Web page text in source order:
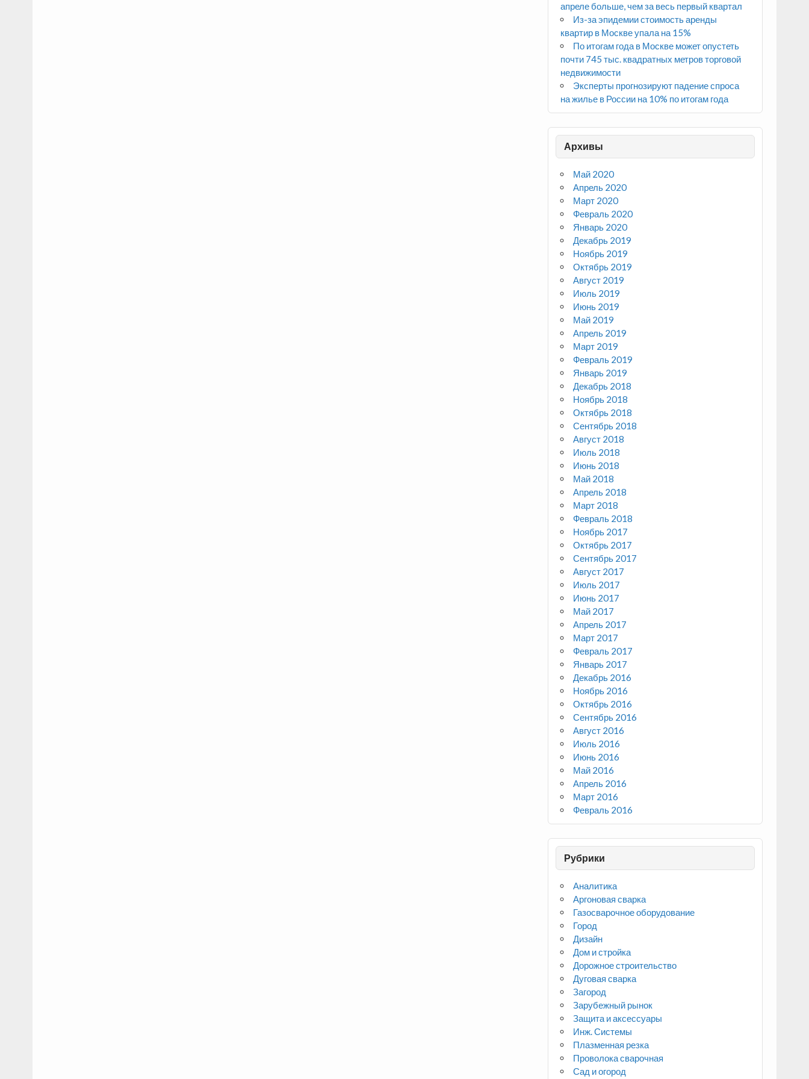
апреле больше, чем за весь первый квартал
Из-за эпидемии стоимость аренды
квартир в Москве упала на 15%
По итогам года в Москве может опустеть
почти 745 тыс. квадратных метров торговой
недвижимости
Эксперты прогнозируют падение спроса
на жилье в России на 10% по итогам года
Архивы
Май 2020
Апрель 2020
Март 2020
Февраль 2020
Январь 2020
Декабрь 2019
Ноябрь 2019
Октябрь 2019
Август 2019
Июль 2019
Июнь 2019
Май 2019
Апрель 2019
Март 2019
Февраль 2019
Январь 2019
Декабрь 2018
Ноябрь 2018
Октябрь 2018
Сентябрь 2018
Август 2018
Июль 2018
Июнь 2018
Май 2018
Апрель 2018
Март 2018
Февраль 2018
Ноябрь 2017
Октябрь 2017
Сентябрь 2017
Август 2017
Июль 2017
Июнь 2017
Май 2017
Апрель 2017
Март 2017
Февраль 2017
Январь 2017
Декабрь 2016
Ноябрь 2016
Октябрь 2016
Сентябрь 2016
Август 2016
Июль 2016
Июнь 2016
Май 2016
Апрель 2016
Март 2016
Февраль 2016
Рубрики
Аналитика
Аргоновая сварка
Газосварочное оборудование
Город
Дизайн
Дом и стройка
Дорожное строительство
Дуговая сварка
Загород
Зарубежный рынок
Защита и аксессуары
Инж. Системы
Плазменная резка
Проволока сварочная
Сад и огород